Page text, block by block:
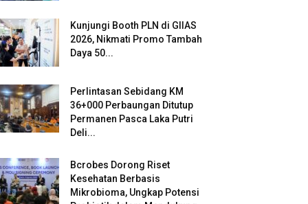
Kunjungi Booth PLN di GIIAS
2026, Nikmati Promo Tambah
Daya 50...
Perlintasan Sebidang KM
36+000 Perbaungan Ditutup
Permanen Pasca Laka Putri
Deli...
Bcrobes Dorong Riset
Kesehatan Berbasis
Mikrobioma, Ungkap Potensi